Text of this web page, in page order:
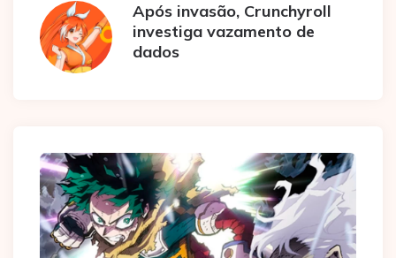
Após invasão, Crunchyroll
investiga vazamento de
dados